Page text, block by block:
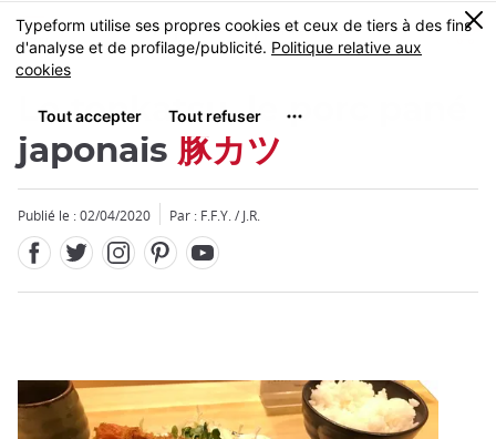
Skip
to
main
MENU
0
Le tonkatsu, le porc pané
japonais 豚カツ
Publié le : 02/04/2020 Par : F.F.Y. / J.R.
Fermer
Fermer
element
for
loop